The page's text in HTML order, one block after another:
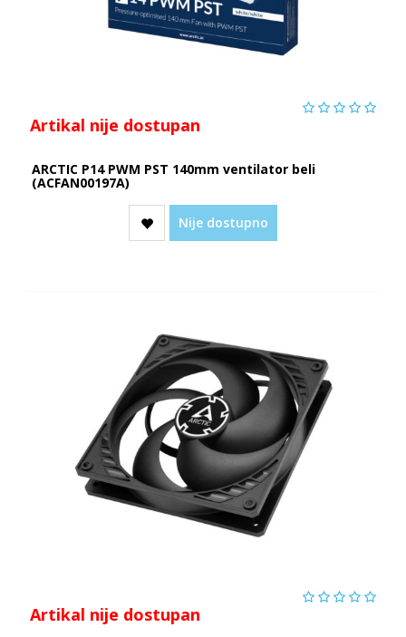
Artikal nije dostupan
ARCTIC P14 PWM PST 140mm ventilator beli
(ACFAN00197A)
Nije dostupno
Artikal nije dostupan